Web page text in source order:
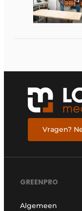
Vragen?
GREENPRO
Algemeen